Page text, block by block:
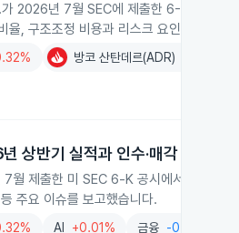
2026년 7월 SEC에 제출한 6-K에서
율, 구조조정 비용과 리스크 요인을 상세히
방코 산탄데르(ADR)
상반기 실적과 인수·매각 보고
7월 제출한 미 SEC 6‑K 공시에서 2026
주요 이슈를 보고했습니다.
AI +0.01% 금융 -0.38%